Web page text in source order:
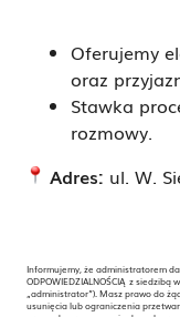
Oferujemy
oraz
Stawka
rozmowy.
Adres: ul. W.
Informujemy, że administratorem
ODPOWIEDZIALNOŚCIĄ z siedzibą
„administrator”). Masz prawo do
usunięcia lub ograniczenia